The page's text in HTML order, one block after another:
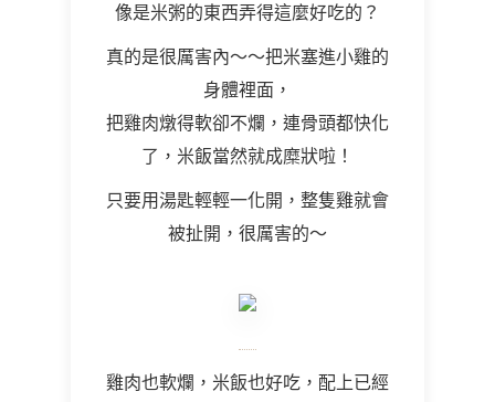
像是米粥的東西弄得這麼好吃的？
真的是很厲害內～～把米塞進小雞的
身體裡面，
把雞肉燉得軟卻不爛，連骨頭都快化
了，米飯當然就成糜狀啦！
只要用湯匙輕輕一化開，整隻雞就會
被扯開，很厲害的～
雞肉也軟爛，米飯也好吃，配上已經